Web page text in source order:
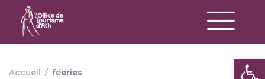
Accueil / féeries